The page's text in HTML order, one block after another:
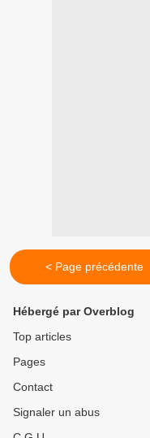
< Page précédente
Hébergé par Overblog
Top articles
Pages
Contact
Signaler un abus